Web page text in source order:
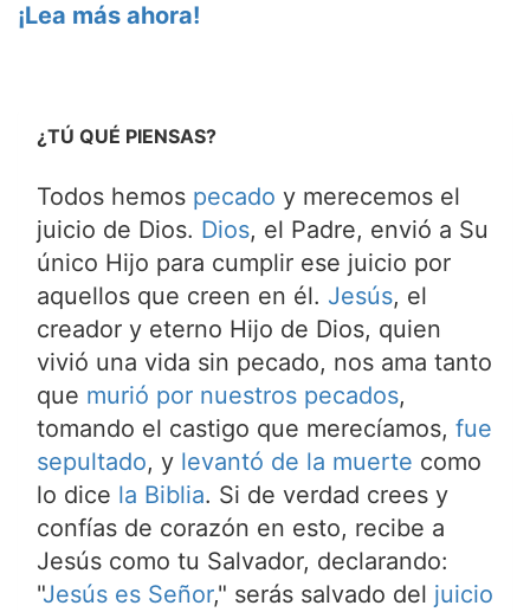
¡Lea más ahora!
¿TÚ QUÉ PIENSAS?
Todos hemos pecado y merecemos el
juicio de Dios. Dios, el Padre, envió a Su
único Hijo para cumplir ese juicio por
aquellos que creen en él. Jesús, el
creador y eterno Hijo de Dios, quien
vivió una vida sin pecado, nos ama tanto
que murió por nuestros pecados,
tomando el castigo que merecíamos, fue
sepultado, y levantó de la muerte como
lo dice la Biblia. Si de verdad crees y
confías de corazón en esto, recibe a
Jesús como tu Salvador, declarando:
"Jesús es Señor," serás salvado del juicio